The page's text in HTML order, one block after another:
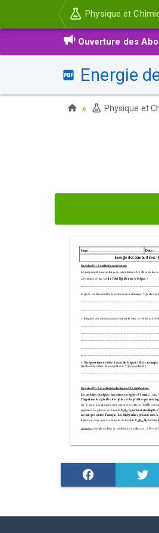
Physique et
Ouverture des
Energie
Physique et